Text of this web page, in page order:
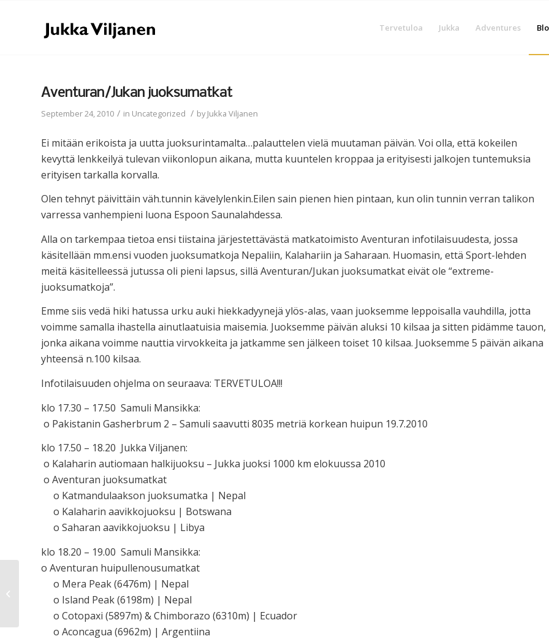
Tervetuloa Jukka Adventures
Aventuran/Jukan juoksumatkat
September 24, 2010 / in Uncategorized / byJukka Viljanen
Ei mitään erikoista ja uutta juoksurintamalta…palauttelen vielä muutaman päivän. Voi olla, että kokeilen
kevyttä lenkkeilyä tulevan viikonlopun aikana, mutta kuuntelen kroppaa ja erityisesti jalkojen tuntemuksia
erityisen tarkalla korvalla.
Olen tehnyt päivittäin väh.tunnin kävelylenkin.Eilen sain pienen hien pintaan, kun olin tunnin verran talikon
varressa vanhempieni luona Espoon Saunalahdessa.
Alla on tarkempaa tietoa ensi tiistaina järjestettävästä matkatoimisto Aventuran infotilaisuudesta, jossa
käsitellään mm.ensi vuoden juoksumatkoja Nepaliin, Kalahariin ja Saharaan. Huomasin, että Sport-lehden
meitä käsitelleessä jutussa oli pieni lapsus, sillä Aventuran/Jukan juoksumatkat eivät ole “extreme-
juoksumatkoja”.
Emme siis vedä hiki hatussa urku auki hiekkadyynejä ylös-alas, vaan juoksemme leppoisalla vauhdilla, jotta
voimme samalla ihastella ainutlaatuisia maisemia. Juoksemme päivän aluksi 10 kilsaa ja sitten pidämme tauon,
jonka aikana voimme nauttia virvokkeita ja jatkamme sen jälkeen toiset 10 kilsaa. Juoksemme 5 päivän aikana
yhteensä n.100 kilsaa.
Infotilaisuuden ohjelma on seuraava: TERVETULOA!!!
klo 17.30 – 17.50 Samuli Mansikka:
o Pakistanin Gasherbrum 2 – Samuli saavutti 8035 metriä korkean huipun 19.7.2010
klo 17.50 – 18.20 Jukka Viljanen:
o Kalaharin autiomaan halkijuoksu – Jukka juoksi 1000 km elokuussa 2010
o Aventuran juoksumatkat
o Katmandulaakson juoksumatka | Nepal
o Kalaharin aavikkojuoksu | Botswana
o Saharan aavikkojuoksu | Libya
klo 18.20 – 19.00 Samuli Mansikka:
o Aventuran huipullenousumatkat
o Mera Peak (6476m) | Nepal
o Island Peak (6198m) | Nepal
o Cotopaxi (5897m) & Chimborazo (6310m) | Ecuador
o Aconcagua (6962m) | Argentiina